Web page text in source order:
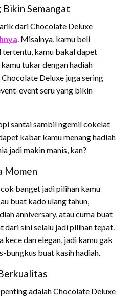
Semangat
dari Chocolate Deluxe
. Misalnya, kamu beli
tertentu, kamu bakal dapet
tukar dengan hadiah
Deluxe juga sering
event seru yang bikin
santai sambil ngemil cokelat
kabar kamu menang hadiah
jadi makin manis, kan?
Momen
banget jadi pilihan kamu
buat kado ulang tahun,
anniversary, atau cuma buat
sini selalu jadi pilihan tepat.
kece dan elegan, jadi kamu gak
bungkus buat kasih hadiah.
adalah Chocolate Deluxe